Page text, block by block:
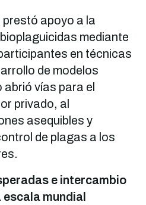
apoyo a la
mediante
en técnicas
de modelos
vías para el
privado, al
asequibles y
de plagas a los
e intercambio
mundial